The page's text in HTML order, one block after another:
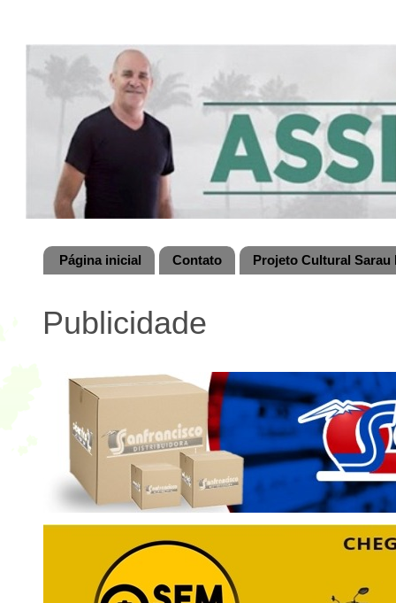
Página inicial Contato Projeto Cultural
Publicidade